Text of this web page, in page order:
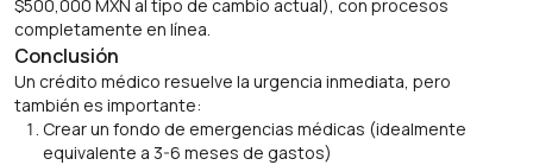
$500,000 MXN al tipo de cambio actual), con procesos
completamente en línea.
Conclusión
Un crédito médico resuelve la urgencia inmediata, pero
también es importante:
Crear un fondo de emergencias médicas (idealmente
equivalente a 3-6 meses de gastos)